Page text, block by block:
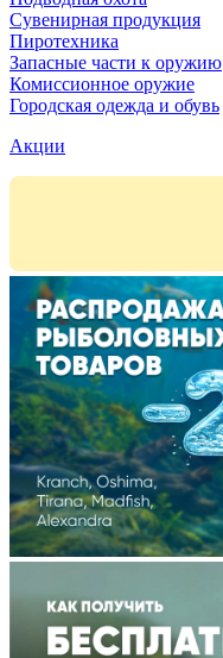
Сувенирная продукция
Пиротехника
Запасные части к оружию
Комиссионное оружие
Городская одежда и обувь
Акции